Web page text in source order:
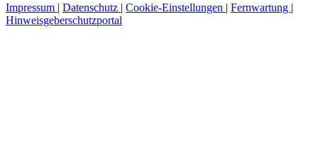
Impressum | Datenschutz | Cookie-Einstellungen | Fernwartung |
Hinweisgeberschutzportal